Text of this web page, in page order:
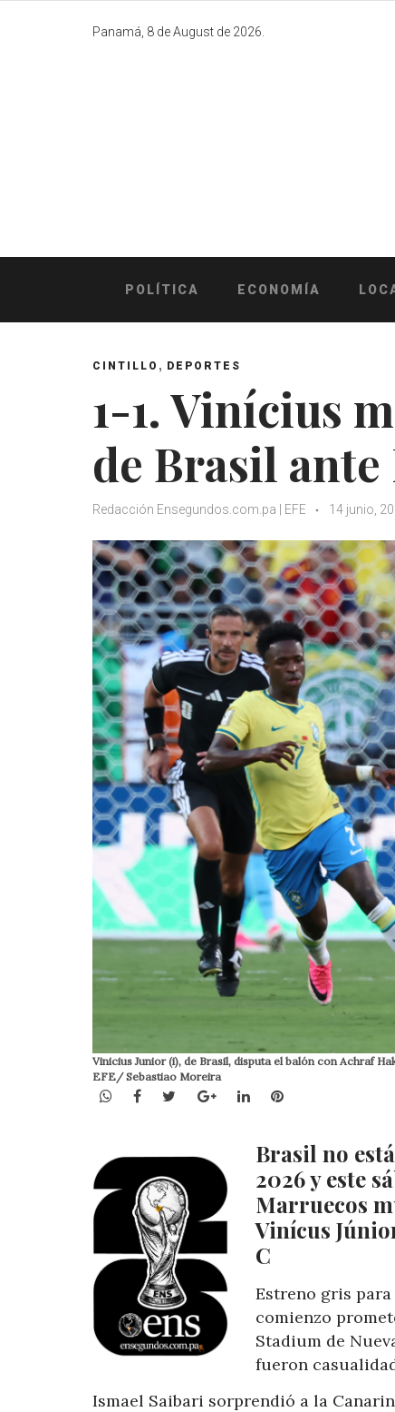
Panamá, 8 de August de 2026.
POLÍTICA ECONOMÍA
CINTILLO , DEPORTES
1-1. Vinícius
de Brasil
Redacción Ensegundos.com.pa | EFE 14 junio,
Vinicius Junior (i), de Brasil, disputa el balón con Achraf
EFE/ Sebastiao Moreira
WhatsApp
Facebook
TwitterGoogle+LinkedInPinterest
Brasil no
2026 y este
Marruecos
Vinícus
C
Estreno gris
comienzo
Stadium de
fueron
Ismael Saibari sorprendió a la